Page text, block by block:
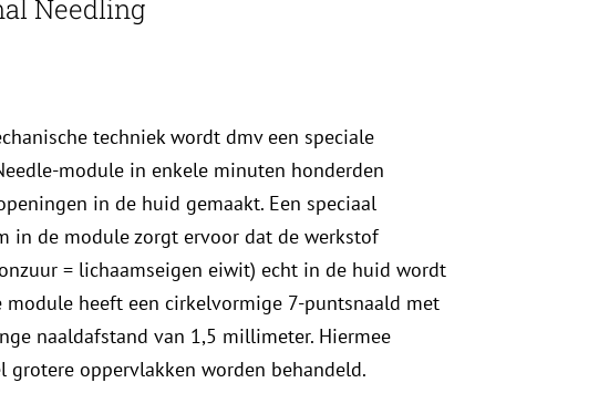
Needling
techniek wordt dmv een speciale
module in enkele minuten honderden
in de huid gemaakt. Een speciaal
in de module zorgt ervoor dat de werkstof
= lichaamseigen eiwit) echt in de huid wordt
module heeft een cirkelvormige 7-puntsnaald met
naaldafstand van 1,5 millimeter. Hiermee
grotere oppervlakken worden behandeld.